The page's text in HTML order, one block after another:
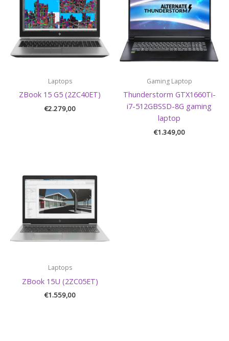
Laptops
ZBook 15 G5 (2ZC40ET)
€2.279,00
Gaming Laptop
Thunderstorm GTX1660Ti-
i7-512GBSSD-8G gaming
laptop
€1.349,00
Laptops
ZBook 15U (2ZC05ET)
€1.559,00